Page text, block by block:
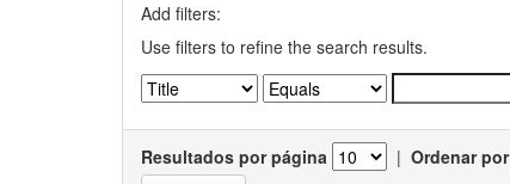
Add filters:
Use filters to refine the search results.
Resultados por página | Ordenar por